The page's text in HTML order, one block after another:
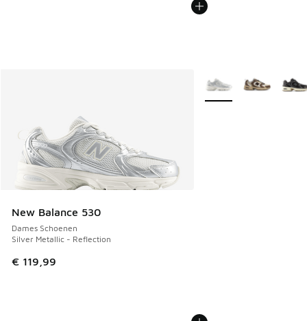
New Balance 530
Dames Schoenen
Silver Metallic - Reflection
€ 119,99
Meer kleuren